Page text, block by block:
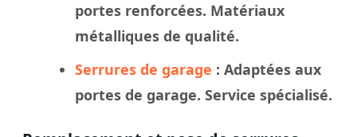
portes renforcées. Matériaux
métalliques de qualité.
Serrures de garage : Adaptées aux
portes de garage. Service spécialisé.